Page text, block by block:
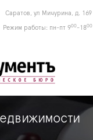
Саратов, ул Мичурина, д. 169
Режим работы: пн-пт 900-1800